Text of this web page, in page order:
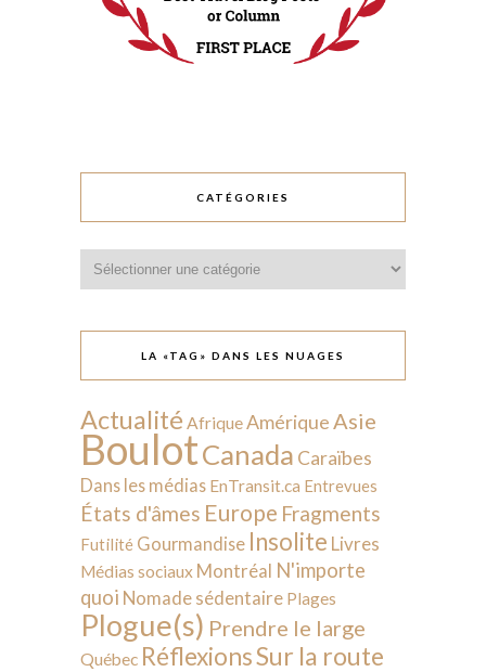
CATÉGORIES
LA «TAG» DANS LES NUAGES
Actualité AfriqueAmérique Asie
BoulotCanada Caraïbes
Dans les médias EnTransit.ca Entrevues
États d'âmes Europe Fragments
Futilité Gourmandise Insolite Livres
Médias sociaux Montréal N'importe
quoi Nomade sédentaire Plages
Plogue(s) Prendre le large
Québec RéflexionsSur la route